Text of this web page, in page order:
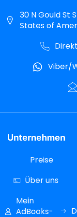
30 N Gould St
States of
Viber/
Unternehmen
Preise
Über uns
Mein
AdBooks-